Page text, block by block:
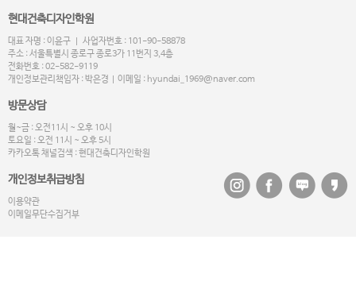
현대건축디자인학원
대표 자명 : 이윤구 | 사업자번호 : 101-90-58878
주소 : 서울특별시 종로구 종로3가 11번지 3,4층
전화번호 : 02-582-9119
개인정보관리책임자 : 박은경 | 이메일 : hyundai_1969@naver.com
방문상담
월~금 : 오전11시 ~ 오후 10시
토요일 : 오전 11시 ~ 오후 5시
카카오톡 채널검색 : 현대건축디자인학원
개인정보취급방침
이용약관
이메일무단수집거부